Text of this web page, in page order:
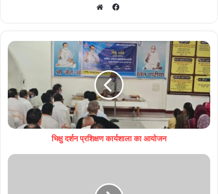
Facebook
भिक्षु दर्शन प्रशिक्षण कार्यशाला का आयोजन